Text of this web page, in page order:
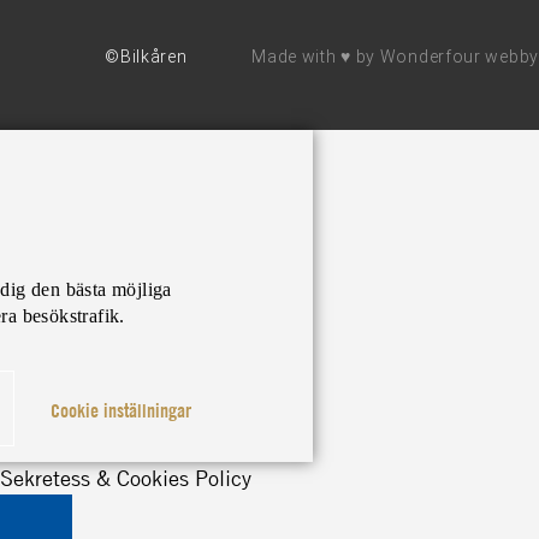
©Bilkåren Made with ♥ by Wonderfour
den bästa möjliga
besökstrafik.
Cookie inställningar
Sekretess & Cookies Policy